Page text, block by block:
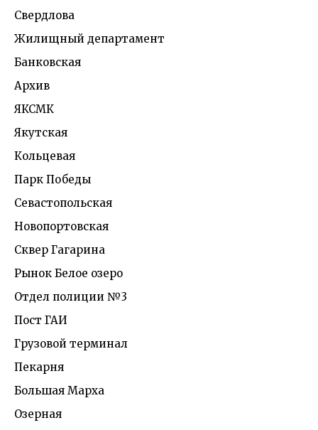
Свердлова
Жилищный департамент
Банковская
Архив
ЯКСМК
Якутская
Кольцевая
Парк Победы
Севастопольская
Новопортовская
Сквер Гагарина
Рынок Белое озеро
Отдел полиции №3
Пост ГАИ
Грузовой терминал
Пекарня
Большая Марха
Озерная